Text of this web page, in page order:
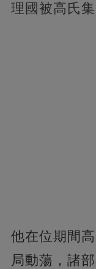
理國被高氏
他在位期間
局動蕩，諸